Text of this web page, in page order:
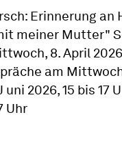
Erinnerung
meiner Mutter"
8. April
am
uni 2026, 15 bis 17
Uhr